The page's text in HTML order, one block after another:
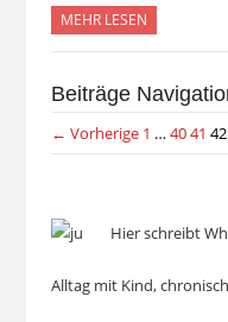
MEHR LESEN
Beiträge
← Vorherige 1 …4041 42
Hier schreibt
Alltag mit Kind,